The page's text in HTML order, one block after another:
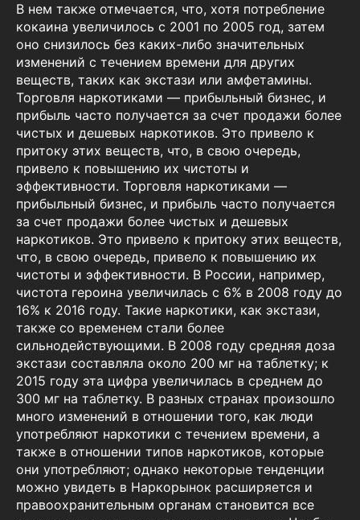
В нем также отмечается, что, хотя потребление
кокаина увеличилось с 2001 по 2005 год, затем
оно снизилось без каких-либо значительных
изменений с течением времени для других
веществ, таких как экстази или амфетамины.
Торговля наркотиками — прибыльный бизнес, и
прибыль часто получается за счет продажи более
чистых и дешевых наркотиков. Это привело к
притоку этих веществ, что, в свою очередь,
привело к повышению их чистоты и
эффективности. Торговля наркотиками —
прибыльный бизнес, и прибыль часто получается
за счет продажи более чистых и дешевых
наркотиков. Это привело к притоку этих веществ,
что, в свою очередь, привело к повышению их
чистоты и эффективности. В России, например,
чистота героина увеличилась с 6% в 2008 году до
16% к 2016 году. Такие наркотики, как экстази,
также со временем стали более
сильнодействующими. В 2008 году средняя доза
экстази составляла около 200 мг на таблетку; к
2015 году эта цифра увеличилась в среднем до
300 мг на таблетку. В разных странах произошло
много изменений в отношении того, как люди
употребляют наркотики с течением времени, а
также в отношении типов наркотиков, которые
они употребляют; однако некоторые тенденции
можно увидеть в Наркорынок расширяется и
правоохранительным органам становится все